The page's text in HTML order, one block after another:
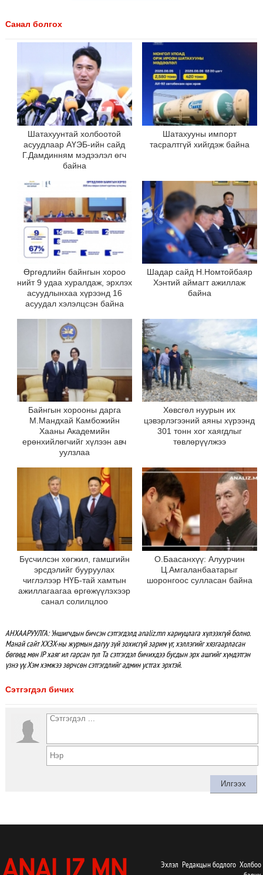
Санал болгох
Шатахуунтай холбоотой
асуудлаар АҮЭБ-ийн сайд
Г.Дамдинням мэдээлэл өгч
байна
Шатахууны импорт
тасралтгүй хийгдэж байна
Өргөдлийн байнгын хороо
нийт 9 удаа хуралдаж, эрхлэх
асуудлынхаа хүрээнд 16
асуудал хэлэлцсэн байна
Шадар сайд Н.Номтойбаяр
Хэнтий аймагт ажиллаж
байна
Байнгын хорооны дарга
М.Мандхай Камбожийн
Хааны Академийн
ерөнхийлөгчийг хүлээн авч
уулзлаа
Хөвсгөл нуурын их
цэвэрлэгээний аяны хүрээнд
301 тонн хог хаягдлыг
төвлөрүүлжээ
Бүсчилсэн хөгжил, гамшгийн
эрсдэлийг бууруулах
чиглэлээр НҮБ-тай хамтын
ажиллагаагаа өргөжүүлэхээр
санал солилцлоо
О.Баасанхүү: Алуурчин
Ц.Амгаланбаатарыг
шоронгоос сулласан байна
АНХААРУУЛГА: Уншигчдын бичсэн сэтгэгдэлд analiz.mn хариуцлага хүлээхгүй болно.
Манай сайт ХХЗХ-ны журмын дагуу зүй зохисгүй зарим үг, хэллэгийг хязгаарласан
бөгөөд мөн IP хаяг ил гарсан тул Та сэтгэгдэл бичихдээ бусдын эрх ашгийг хүндэтгэн
үзнэ үү. Хэм хэмжээ зөрчсөн сэтгэгдлийг админ устгах эрхтэй.
Сэтгэгдэл бичих
Эхлэл Редакцын бодлого Холбоо